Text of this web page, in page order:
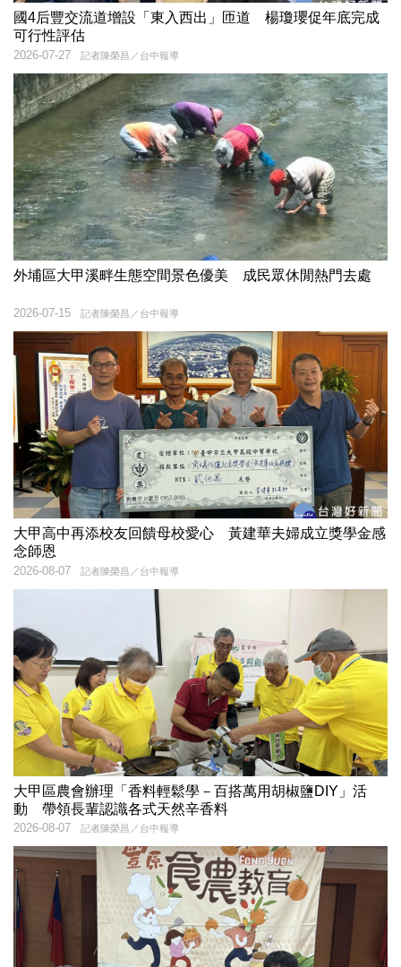
國4后豐交流道增設「東入西出」匝道 楊瓊瓔促年底完成
可行性評估
記者陳榮昌／台中報導
2026-07-27
外埔區大甲溪畔生態空間景色優美 成民眾休閒熱門去處
記者陳榮昌／台中報導
2026-07-15
大甲高中再添校友回饋母校愛心 黃建華夫婦成立獎學金感
念師恩
記者陳榮昌／台中報導
2026-08-07
大甲區農會辦理「香料輕鬆學－百搭萬用胡椒鹽DIY」活
動 帶領長輩認識各式天然辛香料
記者陳榮昌／台中報導
2026-08-07